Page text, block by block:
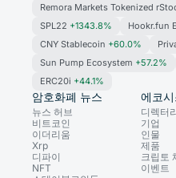
Remora Markets Tokenized
SPL22 +1343.8% Hookr.fun
CNY Stablecoin +60.0%
Sun Pump Ecosystem +57.2%
ERC20i +44.1%
암호화폐 뉴스
뉴스 허브
비트코인
이더리움
Xrp
디파이
NFT
에코시
디렉터
기업
인물
제품
크립토
이벤트